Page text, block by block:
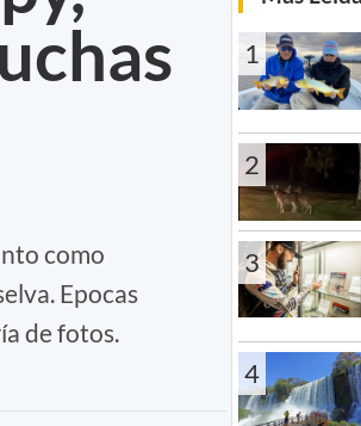
como
Epocas
de fotos.
1
2
3
4